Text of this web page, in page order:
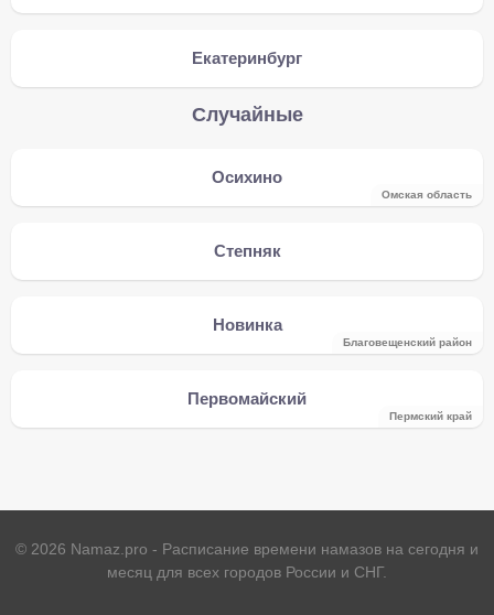
Екатеринбург
Случайные
Осихино
Омская область
Степняк
Новинка
Благовещенский район
Первомайский
Пермский край
© 2026 Namaz.pro - Расписание времени намазов на сегодня и
месяц для всех городов России и СНГ.